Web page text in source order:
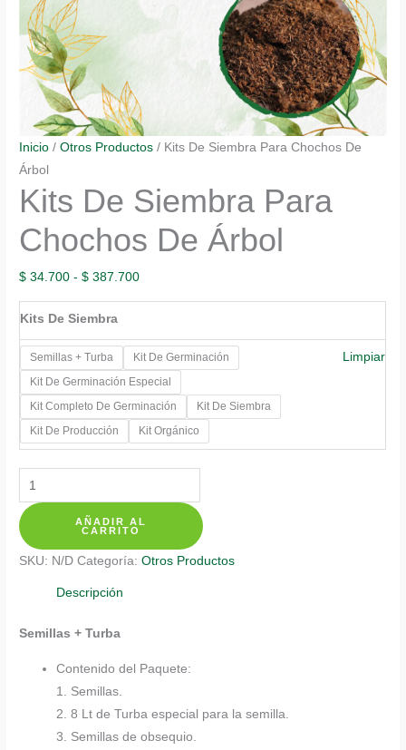
Inicio /Otros Productos / Kits De Siembra Para Chochos De
Árbol
Kits De Siembra Para
Chochos De Árbol
$ 34.700 - $ 387.700Rango
de
desde
$ 34.700
hasta
$ 387.700
Kits De Siembra
Semillas + Turba
Kit De Germinación
Kit De Germinación Especial
Kit Completo De Germinación
Kit De Siembra
Kit De Producción
Kit Orgánico
Limpiar
Kits
De
Siembra
Para
Chochos
cantidad
AÑADIR AL
CARRITO
SKU: N/D Categoría:Otros Productos
Descripción
Semillas + Turba
Contenido del Paquete:
1. Semillas.
2. 8 Lt de Turba especial para la semilla.
3. Semillas de obsequio.